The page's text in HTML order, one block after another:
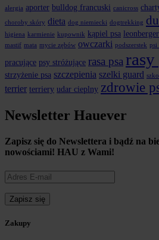
alergia aporter bulldog francuski canicross
choroby skóry dieta dog niemiecki dogtrekking
higiena karmienie kupownik kąpiel psa leonberger
mastif mata mycie zębów owczarki podszerstek psi
pracujące psy stróżujące rasa psa
strzyżenie psa szczepienia szelki guard
terrier terriery udar cieplny zdrowie
Newsletter Hauever
Zapisz się do Newslettera i bądź na
nowościami! HAU z Wami!
Zakupy